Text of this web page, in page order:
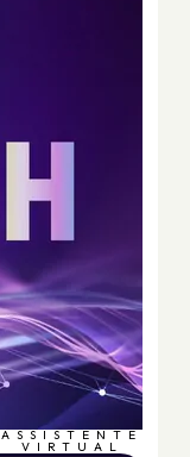
ASSISTENTE
VIRTUAL